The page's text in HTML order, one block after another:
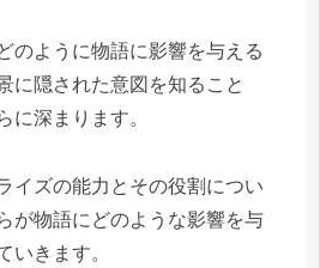
のように物語に影響を与える
に隠された意図を知ること
に深まります。
イズの能力とその役割につい
が物語にどのような影響を与
いきます。